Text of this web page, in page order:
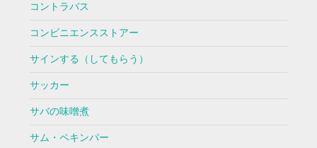
コントラバス
コンビニエンスストアー
サインする（してもらう）
サッカー
サバの味噌煮
サム・ペキンパー